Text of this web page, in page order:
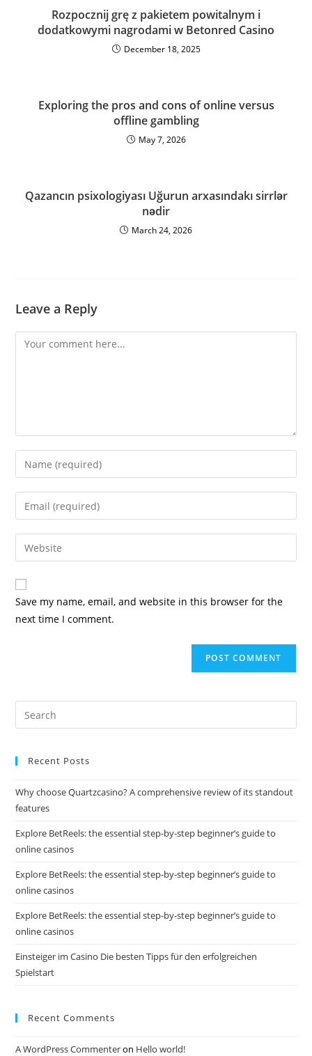
Rozpocznij grę z pakietem powitalnym i
dodatkowymi nagrodami w Betonred Casino
December 18, 2025
Exploring the pros and cons of online versus
offline gambling
May 7, 2026
Qazancın psixologiyası Uğurun arxasındakı sirrlər
nədir
March 24, 2026
Leave a Reply
Save my name, email, and website in this browser for the
next time I comment.
Recent Posts
Why choose Quartzcasino? A comprehensive review of its standout
features
Explore BetReels: the essential step-by-step beginner’s guide to
online casinos
Explore BetReels: the essential step-by-step beginner’s guide to
online casinos
Explore BetReels: the essential step-by-step beginner’s guide to
online casinos
Einsteiger im Casino Die besten Tipps für den erfolgreichen
Spielstart
Recent Comments
A WordPress Commenteron Hello world!